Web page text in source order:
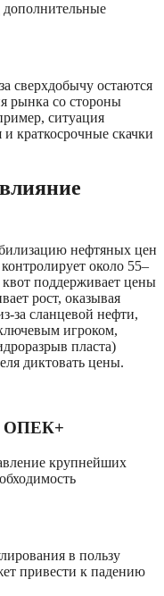
дополнительные
сверхдобычу остаются
рынка со стороны
ситуация
краткосрочные скачки
нефтяных цен
около 55–
поддерживает цены
рост, оказывая
за сланцевой нефти,
игроком,
пласта)
диктовать цены.
ОПЕК+
крупнейших
в пользу
привести к падению